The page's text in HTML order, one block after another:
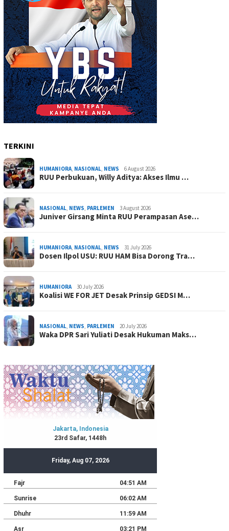
TERKINI
HUMANIORA NASIONAL NEWS 6 August 2026
RUU Perbukuan, Willy Aditya: Akses Ilmu …
NASIONAL NEWS PARLEMEN 3 August 2026
Juniver Girsang Minta RUU Perampasan Ase…
HUMANIORA NASIONAL NEWS 31 July 2026
Dosen Ilpol USU: RUU HAM Bisa Dorong Tra…
HUMANIORA 30 July 2026
Koalisi WE FOR JET Desak Prinsip GEDSI M…
NASIONAL NEWS PARLEMEN 20 July 2026
Waka DPR Sari Yuliati Desak Hukuman Maks…